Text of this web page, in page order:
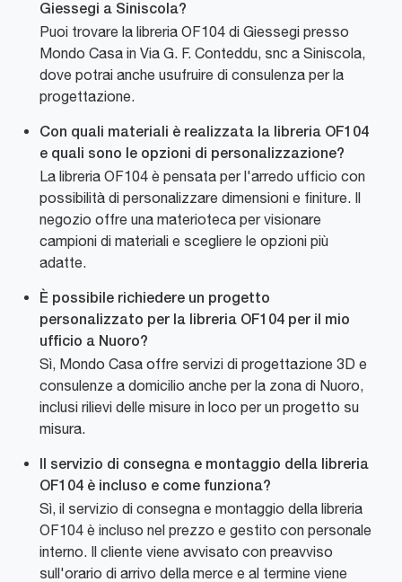
Giessegi a Siniscola?
Puoi trovare la libreria OF104 di Giessegi presso
Mondo Casa in Via G. F. Conteddu, snc a Siniscola,
dove potrai anche usufruire di consulenza per la
progettazione.
Con quali materiali è realizzata la libreria OF104
e quali sono le opzioni di personalizzazione?
La libreria OF104 è pensata per l'arredo ufficio con
possibilità di personalizzare dimensioni e finiture. Il
negozio offre una materioteca per visionare
campioni di materiali e scegliere le opzioni più
adatte.
È possibile richiedere un progetto
personalizzato per la libreria OF104 per il mio
ufficio a Nuoro?
Sì, Mondo Casa offre servizi di progettazione 3D e
consulenze a domicilio anche per la zona di Nuoro,
inclusi rilievi delle misure in loco per un progetto su
misura.
Il servizio di consegna e montaggio della libreria
OF104 è incluso e come funziona?
Sì, il servizio di consegna e montaggio della libreria
OF104 è incluso nel prezzo e gestito con personale
interno. Il cliente viene avvisato con preavviso
sull'orario di arrivo della merce e al termine viene